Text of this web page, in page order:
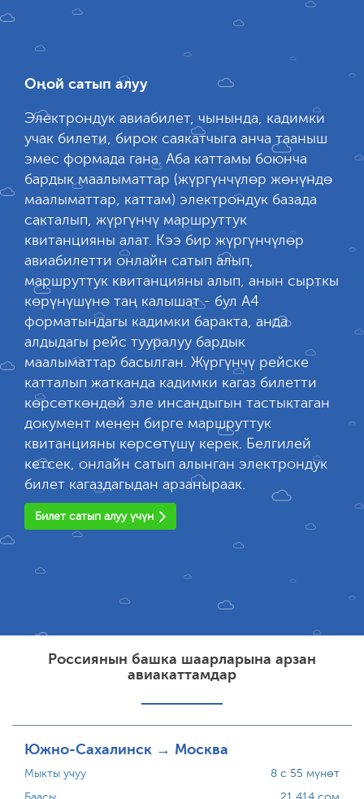
Оңой сатып алуу
Электрондук авиабилет, чынында, кадимки
учак билети, бирок саякатчыга анча тааныш
эмес формада гана. Аба каттамы боюнча
бардык маалыматтар (жүргүнчүлөр жөнүндө
маалыматтар, каттам) электрондук базада
сакталып, жүргүнчү маршруттук
квитанцияны алат. Кээ бир жүргүнчүлөр
авиабилетти онлайн сатып алып,
маршруттук квитанцияны алып, анын сырткы
көрүнүшүнө таң калышат - бул А4
форматындагы кадимки баракта, анда
алдыдагы рейс тууралуу бардык
маалыматтар басылган. Жүргүнчү рейске
катталып жатканда кадимки кагаз билетти
көрсөткөндөй эле инсандыгын тастыктаган
документ менен бирге маршруттук
квитанцияны көрсөтүшү керек. Белгилей
кетсек, онлайн сатып алынган электрондук
билет кагаздагыдан арзаныраак.
Билет сатып алуу үчүн
Россиянын башка шаарларына арзан
авиакаттамдар
Южно-Сахалинск → Москва
Мыкты учуу
8 с 55 мүнөт